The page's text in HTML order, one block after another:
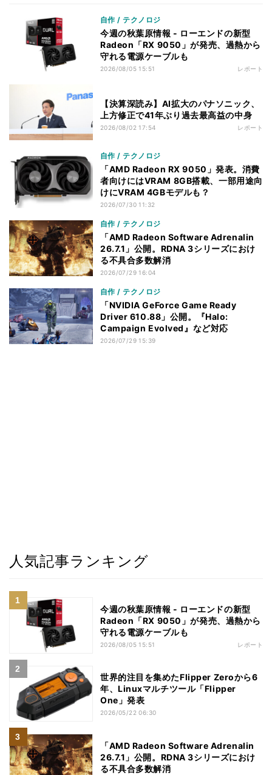
自作 / テクノロジ
今週の秋葉原情報 - ローエンドの新型
Radeon「RX 9050」が発売、過熱から
守れる電源ケーブルも
2026/08/05 15:51 レポート
【決算深読み】AI拡大のパナソニック、
上方修正で41年ぶり過去最高益の中身
2026/08/02 17:54 レポート
自作 / テクノロジ
「AMD Radeon RX 9050」発表。消費
者向けにはVRAM 8GB搭載、一部用途向
けにVRAM 4GBモデルも？
2026/07/30 11:32
自作 / テクノロジ
「AMD Radeon Software Adrenalin
26.7.1」公開。RDNA 3シリーズにおけ
る不具合多数解消
2026/07/29 16:04
自作 / テクノロジ
「NVIDIA GeForce Game Ready
Driver 610.88」公開。『Halo:
Campaign Evolved』など対応
2026/07/29 15:39
人気記事ランキング
今週の秋葉原情報 - ローエンドの新型
Radeon「RX 9050」が発売、過熱から
守れる電源ケーブルも
2026/08/05 15:51 レポート
世界的注目を集めたFlipper Zeroから6
年、Linuxマルチツール「Flipper
One」発表
2026/05/22 06:30
「AMD Radeon Software Adrenalin
26.7.1」公開。RDNA 3シリーズにおけ
る不具合多数解消